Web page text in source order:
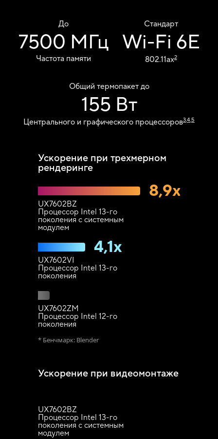
До
7500 МГц
Частота памяти
Стандарт
Wi-Fi 6E
802.11ax2
Общий термопакет до
155 Вт
Центрального и графического процессоров3,4,5
Ускорение при трехмерном
рендеринге
UX7602BZ
Процессор Intel 13-го
поколения с системным
модулем
8,9x
UX7602VI
Процессор Intel 13-го
поколения
4,1x
UX7602ZM
Процессор Intel 12-го
поколения
* Бенчмарк: Blender
Ускорение при видеомонтаже
UX7602BZ
Процессор Intel 13-го
поколения с системным
модулем